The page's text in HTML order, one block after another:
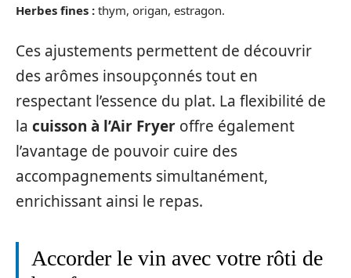
Herbes fines : thym, origan, estragon.
Ces ajustements permettent de découvrir
des arômes insoupçonnés tout en
respectant l’essence du plat. La flexibilité de
la cuisson à l’Air Fryer offre également
l’avantage de pouvoir cuire des
accompagnements simultanément,
enrichissant ainsi le repas.
Accorder le vin avec votre rôti de